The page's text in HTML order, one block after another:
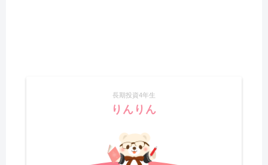
長期投資4年生
りんりん